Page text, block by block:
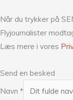
Når du trykker på
Flyjournalister
Læs mere i vores
Send en besked
Navn *